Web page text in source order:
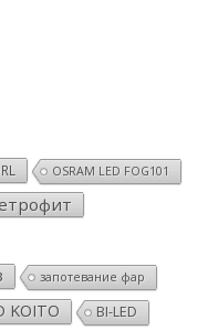
OSRAM LED FOG101
запотевание фар
KOITO BI-LED